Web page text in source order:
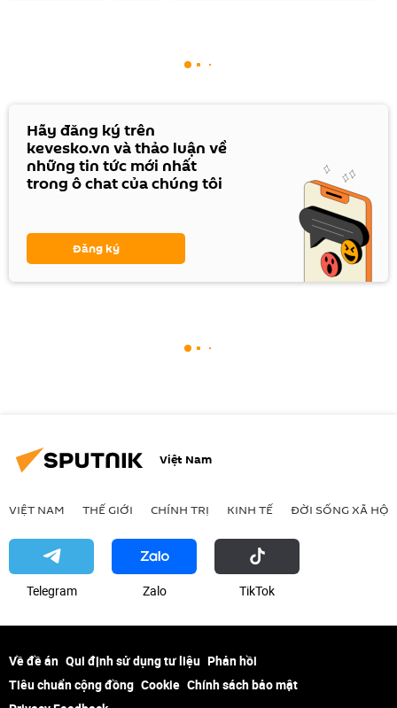
Hãy đăng ký trên
kevesko.vn và thảo luận về
những tin tức mới nhất
trong ô chat của chúng tôi
Đăng ký
Việt Nam
VIỆT NAM THẾ GIỚI CHÍNH TRỊ KINH TẾ ĐỜI SỐNG XÃ HỘI
Telegram Zalo ТikТоk
Về đề án Qui định sử dụng tư liệu Phản hồi
Tiêu chuẩn cộng đồng Cookie Chính sách bảo mật